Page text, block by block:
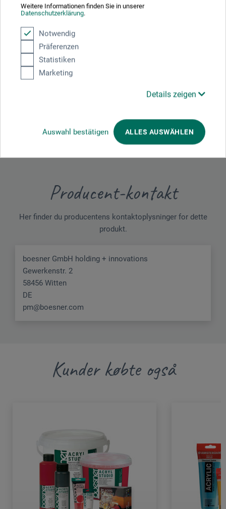
Weitere Informationen finden Sie in unserer
Datenschutzerklärung.
Notwendig
Präferenzen
Statistiken
Marketing
Details zeigen
Auswahl bestätigen ALLES AUSWÄHLEN
Her finder du vigtige dokumenter og filer til dette produkt.
Producent-kontakt
Her finder du producentens kontaktoplysninger for dette
produkt.
boesner GmbH holding + innovations
Gewerkenstr. 2
58456 Witten
DE
pm@boesner.com
Kunder købte også